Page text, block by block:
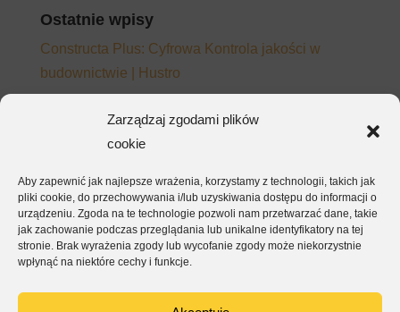
Zarządzaj zgodami plików
cookie
Aby zapewnić jak najlepsze wrażenia, korzystamy z technologii, takich jak
pliki cookie, do przechowywania i/lub uzyskiwania dostępu do informacji o
urządzeniu. Zgoda na te technologie pozwoli nam przetwarzać dane, takie
jak zachowanie podczas przeglądania lub unikalne identyfikatory na tej
stronie. Brak wyrażenia zgody lub wycofanie zgody może niekorzystnie
wpłynąć na niektóre cechy i funkcje.
Ostatnie wpisy
Constructa Plus: Cyfrowa Kontrola jakości w
budownictwie | Hustro
wracają do e-maila mimo wdrożonego systemu
będą działać – nie tylko na papierze
EKSA – kontrola jakości i raporty dla inwestora w
jednej aplikacji
ArmetBis – kompletacja, montaż i odbiór w jednej
aplikacji